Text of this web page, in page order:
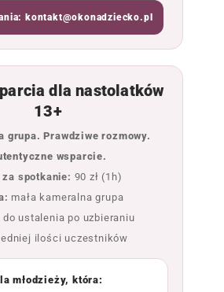
kontakt@okonadziecko.pl
dla nastolatków
13+
grupa. Prawdziwe rozmowy.
wsparcie.
za spotkanie: 90 zł (1h)
mała kameralna grupa
do ustalenia po uzbieraniu
ilości uczestników
młodzieży, która: